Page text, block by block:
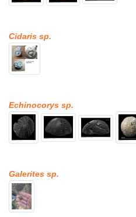
Cidaris sp.
Echinocorys sp.
Galerites sp.